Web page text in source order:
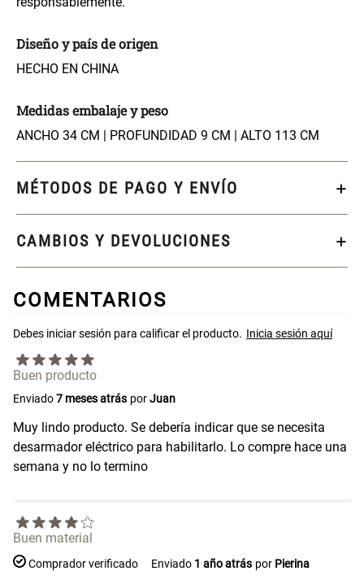
Diseño y país de origen
HECHO EN CHINA
Medidas embalaje y peso
ANCHO 34 CM | PROFUNDIDAD 9 CM | ALTO 113 CM
MÉTODOS DE PAGO Y ENVÍO
CAMBIOS Y DEVOLUCIONES
COMENTARIOS
Buen producto
Enviado7 meses atrás porJuan
Muy lindo producto. Se debería indicar que se necesita
desarmador eléctrico para habilitarlo. Lo compre hace una
semana y no lo termino
Buen material
Comprador verificado Enviado 1 año atrás por Pierina
Canasto de Ropa Tela y Bambú
Redondo Ø38 x 52 cm
S/ 99.90S/ 39.90
Topper de Microfibra 1500 GSM
S/ 219.00
Escalera Plegable Metal 3
Peldaños 71x41x106 cm
Cama Nido Grande para Perros
Papelero de Plástico Color 8 Lt
S/ 39.90
Canasto Bambú